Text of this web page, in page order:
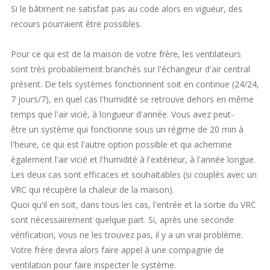
Si le bâtiment ne satisfait pas au code alors en vigueur, des
recours pourraient être possibles.
Pour ce qui est de la maison de votre frère, les ventilateurs
sont très probablement branchés sur l'échangeur d'air central
présent. De tels systèmes fonctionnent soit en continue (24/24,
7 jours/7), en quel cas l'humidité se retrouve dehors en même
temps que l'air vicié, à longueur d'année. Vous avez peut-
être un système qui fonctionne sous un régime de 20 min à
l'heure, ce qui est l'autre option possible et qui achemine
également l'air vicié et l'humidité à l'extérieur, à l'année longue.
Les deux cas sont efficaces et souhaitables (si couplés avec un
VRC qui récupère la chaleur de la maison).
Quoi qu'il en soit, dans tous les cas, l'entrée et la sortie du VRC
sont nécessairement quelque part. Si, après une seconde
vérification, vous ne les trouvez pas, il y a un vrai problème.
Votre frère devra alors faire appel à une compagnie de
ventilation pour faire inspecter le système.